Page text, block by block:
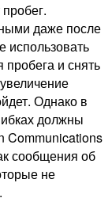
даже после
использовать
и снять
Однако в
должны
Communications
сообщения об
не